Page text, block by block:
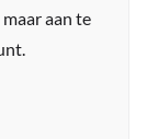
aan te